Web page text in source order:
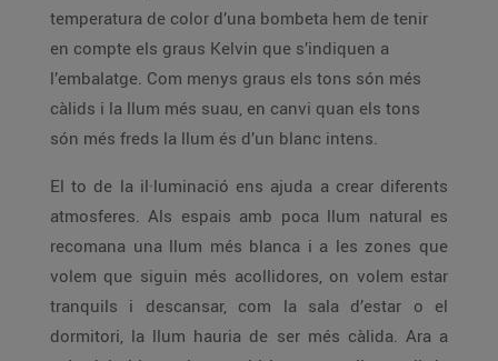
temperatura de color d’una bombeta hem de tenir
en compte els graus Kelvin que s’indiquen a
l’embalatge. Com menys graus els tons són més
càlids i la llum més suau, en canvi quan els tons
són més freds la llum és d’un blanc intens.
El to de la il·luminació ens ajuda a crear diferents
atmosferes. Als espais amb poca llum natural es
recomana una llum més blanca i a les zones que
volem que siguin més acollidores, on volem estar
tranquils i descansar, com la sala d’estar o el
dormitori, la llum hauria de ser més càlida. Ara a